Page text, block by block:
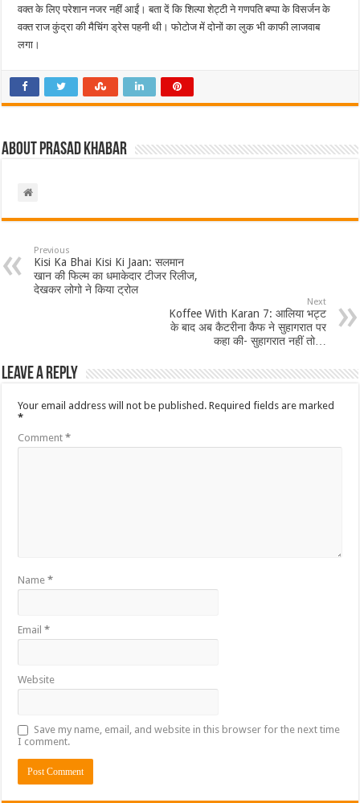
वक्त के लिए परेशान नजर नहीं आईं। बता दें कि शिल्पा शेट्टी ने गणपति बप्पा के विसर्जन के
वक्त राज कुंद्रा की मैचिंग ड्रेस पहनी थी। फोटोज में दोनों का लुक भी काफी लाजवाब
लगा।
About Prasad Khabar
Previous
Kisi Ka Bhai Kisi Ki Jaan: सलमान
खान की फिल्म का धमाकेदार टीजर रिलीज,
देखकर लोगो ने किया ट्रोल
Next
Koffee With Karan 7: आलिया भट्ट
के बाद अब कैटरीना कैफ ने सुहागरात पर
कहा की- सुहागरात नहीं तो…
Leave a Reply
Your email address will not be published. Required fields are marked
*
Comment*
Name*
Email*
Website
Save my name, email, and website in this browser for the next time
I comment.